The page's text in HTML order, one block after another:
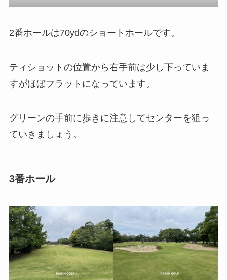
2番ホールは70ydのショートホールです。
ティショットの位置から右手前は少し下っていま
すがほぼフラットになっています。
グリーンの手前に歩きに注意してセンターを狙っ
ていきましょう。
3番ホール